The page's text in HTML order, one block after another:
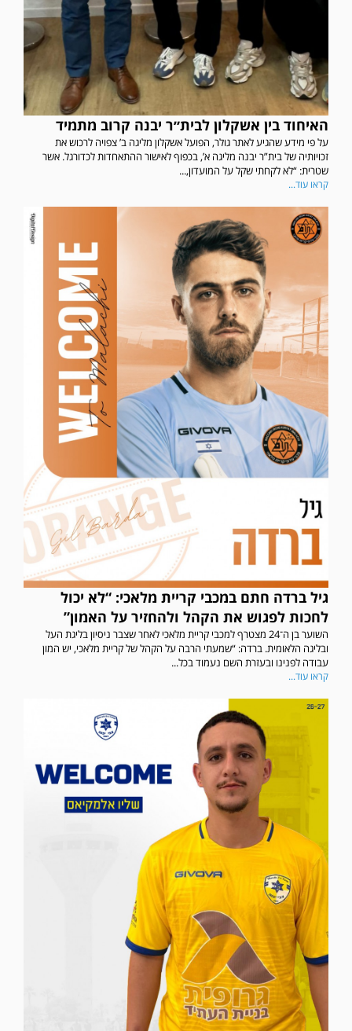
האיחוד בין אשקלון לבית״ר יבנה קרוב מתמיד
על פי מידע שהגיע לאתר גולר, הפועל אשקלון מליגה ב’ צפויה לרכוש את
זכויותיה של בית”ר יבנה מליגה א’, בכפוף לאישור ההתאחדות לכדורגל. אשר
שטרית: “לא לקחתי שקל על המועדון,...
קראו עוד...
גיל ברדה חתם במכבי קריית מלאכי: “לא יכול
לחכות לפגוש את הקהל ולהחזיר על האמון”
השוער בן ה־24 מצטרף למכבי קריית מלאכי לאחר שצבר ניסיון בליגת העל
ובליגה הלאומית. ברדה: “שמעתי הרבה על הקהל של קריית מלאכי, יש המון
עבודה לפנינו ובעזרת השם נעמוד בכל...
קראו עוד...